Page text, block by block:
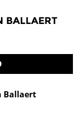
BALLAERT